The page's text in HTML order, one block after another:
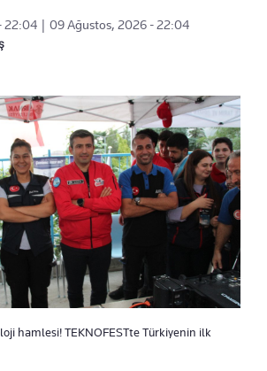
22:04
09 Ağustos, 2026 - 22:04
hamlesi! TEKNOFESTte Türkiyenin ilk